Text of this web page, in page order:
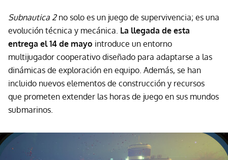
Subnautica 2no solo es un juego de supervivencia; es una
evolución técnica y mecánica. La llegada de esta
entrega el 14 de mayo introduce un entorno
multijugador cooperativo diseñado para adaptarse a las
dinámicas de exploración en equipo. Además, se han
incluido nuevos elementos de construcción y recursos
que prometen extender las horas de juego en sus mundos
submarinos.